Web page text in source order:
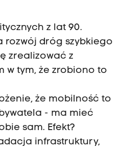
z lat 90.
rozwój dróg szybkiego
zrealizować z
w tym, że zrobiono to
że mobilność to
- ma mieć
sam. Efekt?
infrastruktury,